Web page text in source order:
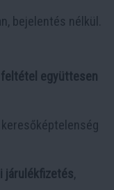
bejelentés nélkül.
feltétel együttesen
keresőképtelenség
járulékfizetés,